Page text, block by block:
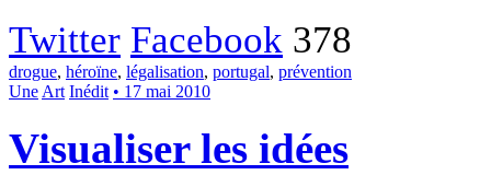
Twitter Facebook 378
drogue, héroïne, légalisation, portugal, prévention
UneArt Inédit • 17 mai 2010
Visualiser les idées